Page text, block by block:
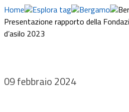
Eventi
Normativa
Home Esplora tag Bergamo
Presentazione rapporto della
d’asilo 2023
09 febbraio 2024